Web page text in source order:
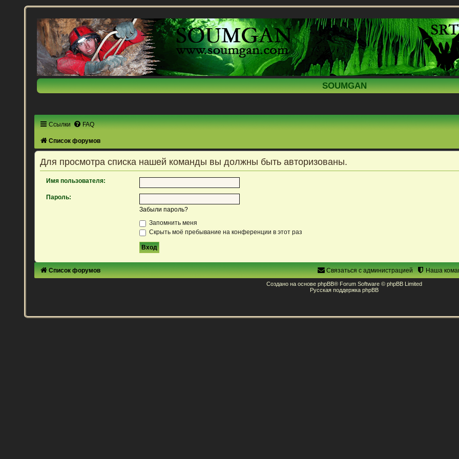
SOUMGAN
Ссылки FAQ
Список форумов
Для просмотра списка нашей команды вы должны быть авторизованы.
Имя пользователя:
Пароль:
Забыли пароль?
Запомнить меня
Скрыть моё пребывание на конференции в этот раз
Список форумов Наша
Связаться с администрацией
Создано на основе phpBB® Forum Software © phpBB Limited
Русская поддержка phpBB